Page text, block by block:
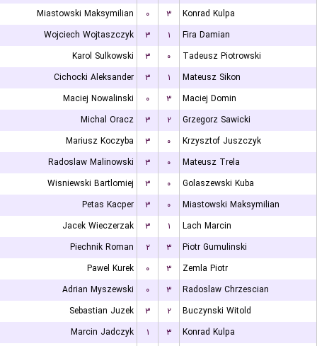
Miastowski Maksymilian
۰ ۳
Konrad Kulpa
Wojciech Wojtaszczyk
۳ ۱
Fira Damian
Karol Sulkowski
۳ ۰
Tadeusz Piotrowski
Cichocki Aleksander
۳ ۱
Mateusz Sikon
Maciej Nowalinski
۰ ۳
Maciej Domin
Michal Oracz
۳ ۲
Grzegorz Sawicki
Mariusz Koczyba
۳ ۰
Krzysztof Juszczyk
Radoslaw Malinowski
۳ ۰
Mateusz Trela
Wisniewski Bartlomiej
۳ ۰
Golaszewski Kuba
Petas Kacper
۳ ۰
Miastowski Maksymilian
Jacek Wieczerzak
۳ ۱
Lach Marcin
Piechnik Roman
۲ ۳
Piotr Gumulinski
Pawel Kurek
۰ ۳
Zemla Piotr
Adrian Myszewski
۰ ۳
Radoslaw Chrzescian
Sebastian Juzek
۳ ۲
Buczynski Witold
Marcin Jadczyk
۱ ۳
Konrad Kulpa